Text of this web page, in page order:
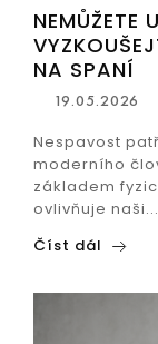
NEMŮŽETE
NA SPANÍ
19.05.2026
Nespavost
moderního
základem
ovlivňuje naši...
Číst dál